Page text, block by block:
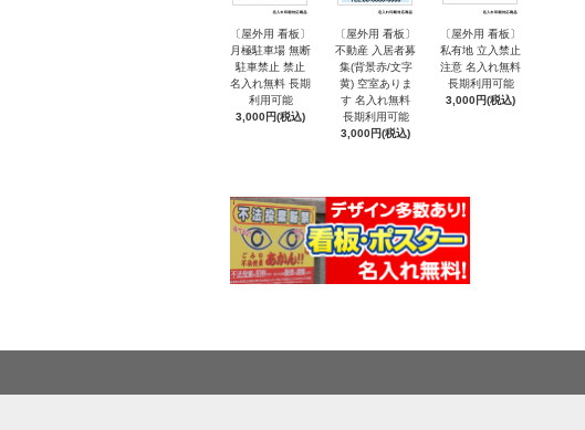
〔屋外用 看板〕
月極駐車場 無断
駐車禁止 禁止
名入れ無料 長期
利用可能
3,000円(税込)
〔屋外用 看板〕
不動産 入居者募
集(背景赤/文字
黄) 空室ありま
す 名入れ無料
長期利用可能
3,000円(税込)
〔屋外用 看板〕
私有地 立入禁止
注意 名入れ無料
長期利用可能
3,000円(税込)